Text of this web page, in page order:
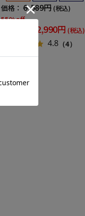
価格： 6,589円 (税込)
55%off
2,990円 (税込)
4.8 （4）